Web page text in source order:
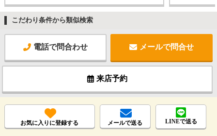
こだわり条件から類似検索
電話で問合わせ メールで問合せ
来店予約
お気に入りに登録する メールで送る LINEで送る